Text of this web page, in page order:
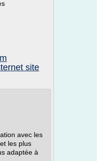
site
avec les
les plus
adaptée à